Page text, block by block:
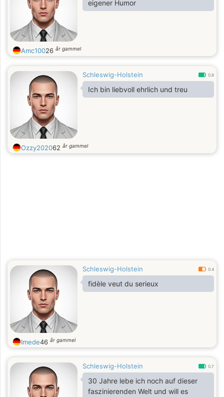
eigener Humor
Amc10026 år gammel
Schleswig-Holstein 0.8
Ich bin liebvoll ehrlich und treu
Ozzy202062 år gammel
Schleswig-Holstein 0.4
fidèle veut du serieux
Imede46 år gammel
Schleswig-Holstein 0.7
30 Jahre lebe ich noch auf dieser
faszinierenden Welt und will es